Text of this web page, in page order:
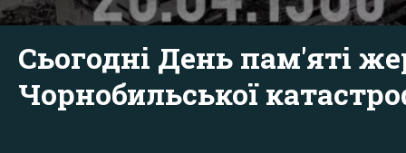
Сьогодні День пам'яті
Чорнобильської